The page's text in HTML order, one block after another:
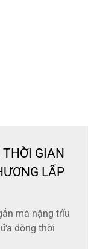
THỜI GIAN
LẤP
mà nặng trĩu
dòng thời